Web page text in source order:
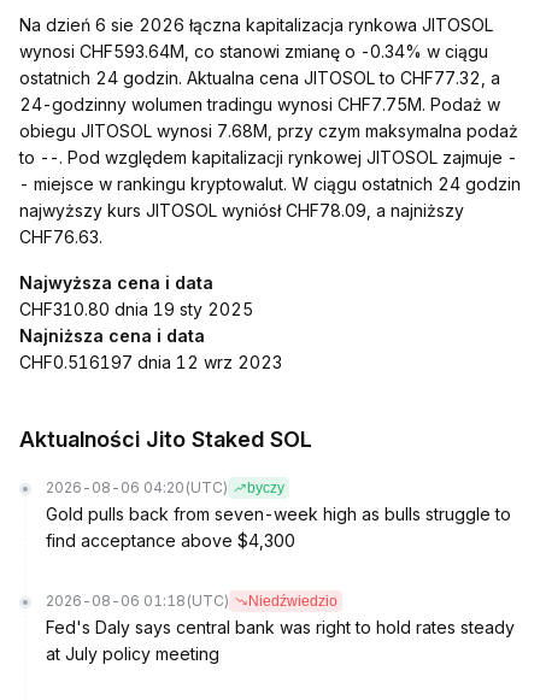
Na dzień 6 sie 2026 łączna kapitalizacja rynkowa JITOSOL
wynosi CHF593.64M, co stanowi zmianę o -0.34% w ciągu
ostatnich 24 godzin. Aktualna cena JITOSOL to CHF77.32, a
24-godzinny wolumen tradingu wynosi CHF7.75M. Podaż w
obiegu JITOSOL wynosi 7.68M, przy czym maksymalna podaż
to --. Pod względem kapitalizacji rynkowej JITOSOL zajmuje -
- miejsce w rankingu kryptowalut. W ciągu ostatnich 24 godzin
najwyższy kurs JITOSOL wyniósł CHF78.09, a najniższy
CHF76.63.
Najwyższa cena i data
CHF310.80 dnia 19 sty 2025
Najniższa cena i data
CHF0.516197 dnia 12 wrz 2023
Aktualności Jito Staked SOL
2026-08-06 04:20 (UTC) byczy
Gold pulls back from seven-week high as bulls struggle to
find acceptance above $4,300
2026-08-06 01:18 (UTC) Niedźwiedzio
Fed's Daly says central bank was right to hold rates steady
at July policy meeting